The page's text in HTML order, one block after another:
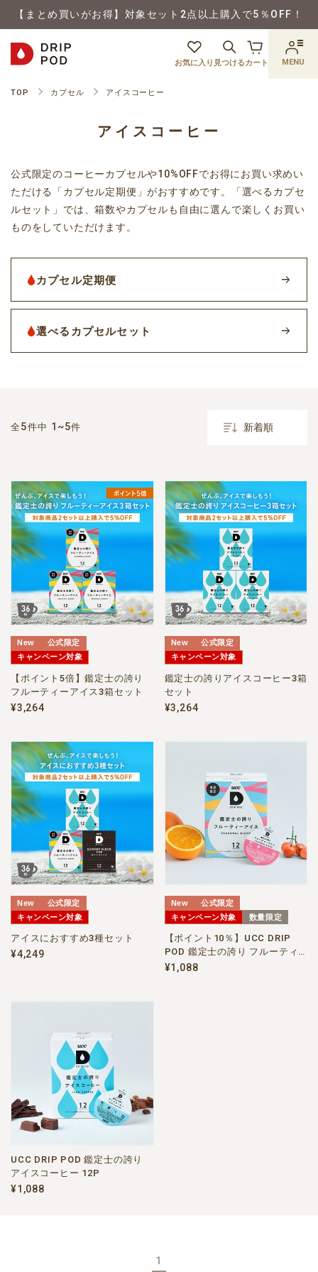
【まとめ買いがお得】対象セット2点以上購入で5％OFF！
お気に入り 見つけるカート MENU
TOP カプセル アイスコーヒー
アイスコーヒー
公式限定のコーヒーカプセルや10%OFFでお得にお買い求めい
ただける「カプセル定期便」がおすすめです。「選べるカプセ
ルセット」では、箱数やカプセルも自由に選んで楽しくお買い
ものをしていただけます。
カプセル定期便
選べるカプセルセット
全5件中 1~5件
New
公式限定
キャンペーン対象
【ポイント5倍】鑑定士の誇り
フルーティーアイス3箱セット
¥3,264
New
公式限定
キャンペーン対象
鑑定士の誇りアイスコーヒー3箱
セット
¥3,264
New
公式限定
キャンペーン対象
アイスにおすすめ3種セット
¥4,249
New
公式限定
キャンペーン対象
数量限定
【ポイント10％】UCC DRIP
POD 鑑定士の誇り フルーティ
ーアイス 12P
¥1,088
UCC DRIP POD 鑑定士の誇り
アイスコーヒー 12P
¥1,088
1